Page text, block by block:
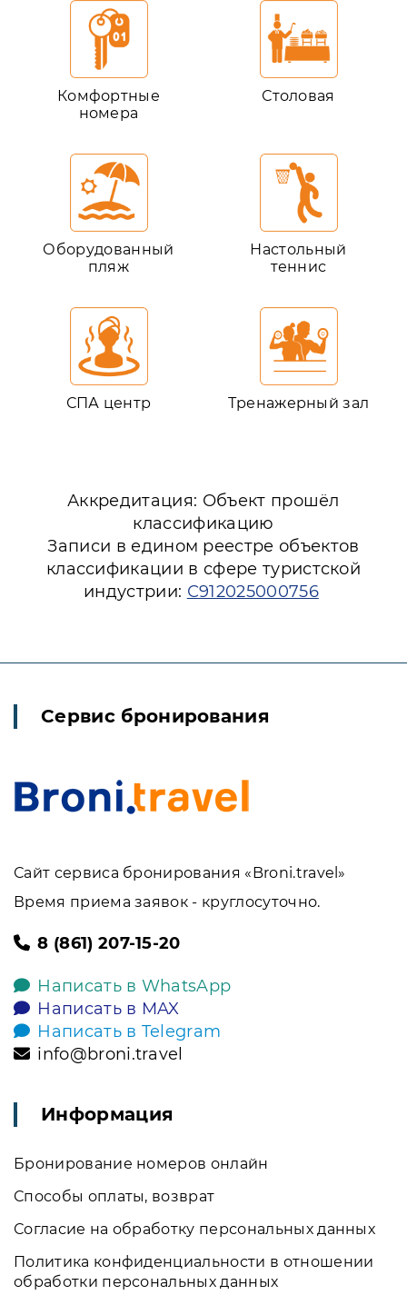
Комфортные
номера
Столовая
Оборудованный
пляж
Настольный
теннис
СПА центр Тренажерный зал
Аккредитация: Объект прошёл
классификацию
Записи в едином реестре объектов
классификации в сфере туристской
индустрии: С912025000756
Сервис бронирования
Сайт сервиса бронирования «Broni.travel»
Время приема заявок - круглосуточно.
8 (861) 207-15-20
Написать в WhatsApp
Написать в MAX
Написать в Telegram
info@broni.travel
Информация
Бронирование номеров онлайн
Способы оплаты, возврат
Согласие на обработку персональных данных
Политика конфиденциальности в отношении
обработки персональных данных